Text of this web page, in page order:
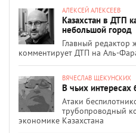
АЛЕКСЕЙ АЛЕКСЕЕВ
Казахстан в ДТП
небольшой город
Главный редактор
комментирует ДТП на Аль-
ВЯЧЕСЛАВ ЩЕКУНСКИХ
В чьих
Атаки
трубопроводный
экономике Казахстана